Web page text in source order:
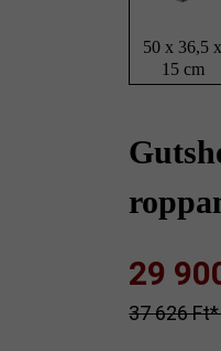
50 x 36,5 x
15 cm
29
37 626